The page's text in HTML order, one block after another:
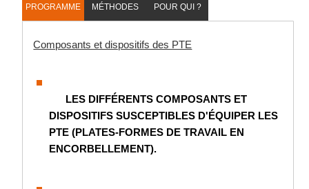
PROGRAMME MÉTHODES POUR QUI ?
Composants et dispositifs des PTE
LES DIFFÉRENTS COMPOSANTS ET
DISPOSITIFS SUSCEPTIBLES D'ÉQUIPER LES
PTE (PLATES-FORMES DE TRAVAIL EN
ENCORBELLEMENT).